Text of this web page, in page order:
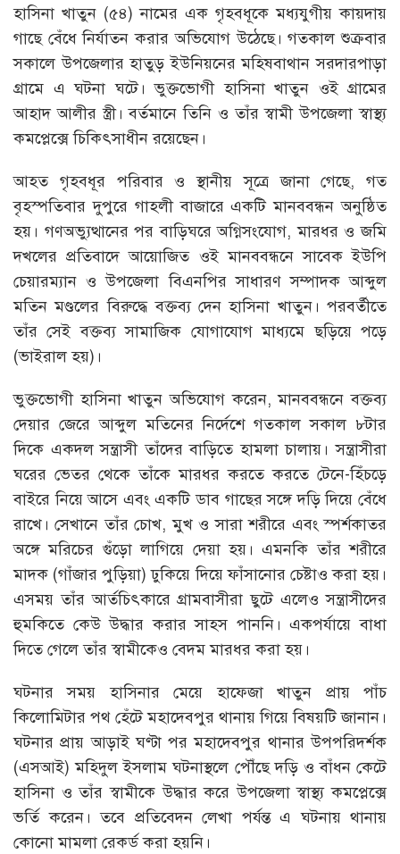
হাসিনা খাতুন (৫৪) নামের এক গৃহবধূকে মধ্যযুগীয় কায়দায়
গাছে বেঁধে নির্যাতন করার অভিযোগ উঠেছে। গতকাল শুক্রবার
সকালে উপজেলার হাতুড় ইউনিয়নের মহিষবাথান সরদারপাড়া
গ্রামে এ ঘটনা ঘটে। ভুক্তভোগী হাসিনা খাতুন ওই গ্রামের
আহাদ আলীর স্ত্রী। বর্তমানে তিনি ও তাঁর স্বামী উপজেলা স্বাস্থ্য
কমপ্লেক্সে চিকিৎসাধীন রয়েছেন।
আহত গৃহবধূর পরিবার ও স্থানীয় সূত্রে জানা গেছে, গত
বৃহস্পতিবার দুপুরে গাহলী বাজারে একটি মানববন্ধন অনুষ্ঠিত
হয়। গণঅভ্যুত্থানের পর বাড়িঘরে অগ্নিসংযোগ, মারধর ও জমি
দখলের প্রতিবাদে আয়োজিত ওই মানববন্ধনে সাবেক ইউপি
চেয়ারম্যান ও উপজেলা বিএনপির সাধারণ সম্পাদক আব্দুল
মতিন মণ্ডলের বিরুদ্ধে বক্তব্য দেন হাসিনা খাতুন। পরবর্তীতে
তাঁর সেই বক্তব্য সামাজিক যোগাযোগ মাধ্যমে ছড়িয়ে পড়ে
(ভাইরাল হয়)।
ভুক্তভোগী হাসিনা খাতুন অভিযোগ করেন, মানববন্ধনে বক্তব্য
দেয়ার জেরে আব্দুল মতিনের নির্দেশে গতকাল সকাল ৮টার
দিকে একদল সন্ত্রাসী তাঁদের বাড়িতে হামলা চালায়। সন্ত্রাসীরা
ঘরের ভেতর থেকে তাঁকে মারধর করতে করতে টেনে-হিঁচড়ে
বাইরে নিয়ে আসে এবং একটি ডাব গাছের সঙ্গে দড়ি দিয়ে বেঁধে
রাখে। সেখানে তাঁর চোখ, মুখ ও সারা শরীরে এবং স্পর্শকাতর
অঙ্গে মরিচের গুঁড়ো লাগিয়ে দেয়া হয়। এমনকি তাঁর শরীরে
মাদক (গাঁজার পুড়িয়া) ঢুকিয়ে দিয়ে ফাঁসানোর চেষ্টাও করা হয়।
এসময় তাঁর আর্তচিৎকারে গ্রামবাসীরা ছুটে এলেও সন্ত্রাসীদের
হুমকিতে কেউ উদ্ধার করার সাহস পাননি। একপর্যায়ে বাধা
দিতে গেলে তাঁর স্বামীকেও বেদম মারধর করা হয়।
ঘটনার সময় হাসিনার মেয়ে হাফেজা খাতুন প্রায় পাঁচ
কিলোমিটার পথ হেঁটে মহাদেবপুর থানায় গিয়ে বিষয়টি জানান।
ঘটনার প্রায় আড়াই ঘণ্টা পর মহাদেবপুর থানার উপপরিদর্শক
(এসআই) মহিদুল ইসলাম ঘটনাস্থলে পৌঁছে দড়ি ও বাঁধন কেটে
হাসিনা ও তাঁর স্বামীকে উদ্ধার করে উপজেলা স্বাস্থ্য কমপ্লেক্সে
ভর্তি করেন। তবে প্রতিবেদন লেখা পর্যন্ত এ ঘটনায় থানায়
কোনো মামলা রেকর্ড করা হয়নি।